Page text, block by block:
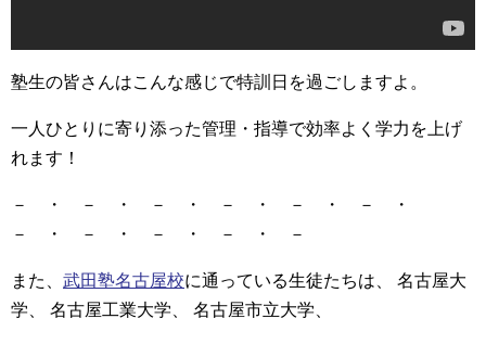
塾生の皆さんはこんな感じで特訓日を過ごしますよ。
一人ひとりに寄り添った管理・指導で効率よく学力を上げ
れます！
－ ・ － ・ － ・ － ・ － ・ － ・
－ ・ － ・ － ・ － ・ －
また、 武田塾名古屋校に通っている生徒たちは、 名古屋大
学、 名古屋工業大学、 名古屋市立大学、